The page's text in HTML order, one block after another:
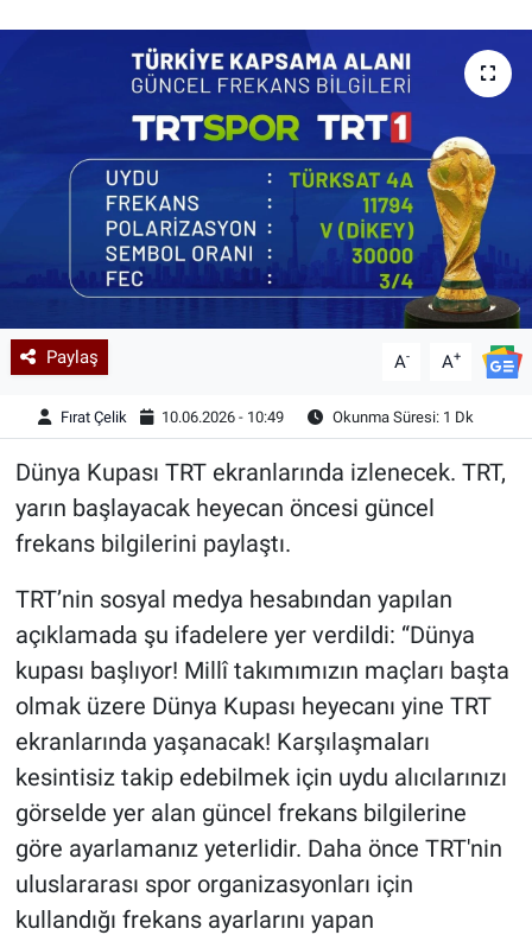
Paylaş A- A+
Fırat Çelik 10.06.2026 - 10:49 Okunma Süresi: 1 Dk
Dünya Kupası TRT ekranlarında izlenecek. TRT,
yarın başlayacak heyecan öncesi güncel
frekans bilgilerini paylaştı.
TRT’nin sosyal medya hesabından yapılan
açıklamada şu ifadelere yer verdildi: “Dünya
kupası başlıyor! Millî takımımızın maçları başta
olmak üzere Dünya Kupası heyecanı yine TRT
ekranlarında yaşanacak! Karşılaşmaları
kesintisiz takip edebilmek için uydu alıcılarınızı
görselde yer alan güncel frekans bilgilerine
göre ayarlamanız yeterlidir. Daha önce TRT'nin
uluslararası spor organizasyonları için
kullandığı frekans ayarlarını yapan
Kadın & Aile
Kültür & Sanat
Siyaset
Teknoloji
Yazarlar